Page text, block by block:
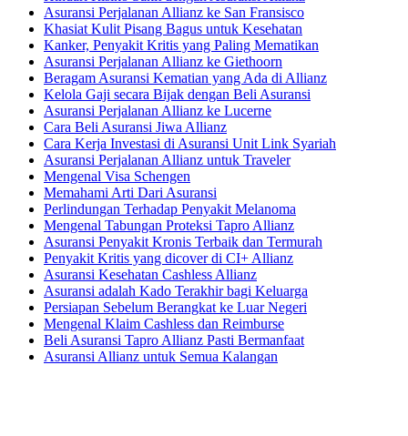
Asuransi Perjalanan Allianz ke San Fransisco
Khasiat Kulit Pisang Bagus untuk Kesehatan
Kanker, Penyakit Kritis yang Paling Mematikan
Asuransi Perjalanan Allianz ke Giethoorn
Beragam Asuransi Kematian yang Ada di Allianz
Kelola Gaji secara Bijak dengan Beli Asuransi
Asuransi Perjalanan Allianz ke Lucerne
Cara Beli Asuransi Jiwa Allianz
Cara Kerja Investasi di Asuransi Unit Link Syariah
Asuransi Perjalanan Allianz untuk Traveler
Mengenal Visa Schengen
Memahami Arti Dari Asuransi
Perlindungan Terhadap Penyakit Melanoma
Mengenal Tabungan Proteksi Tapro Allianz
Asuransi Penyakit Kronis Terbaik dan Termurah
Penyakit Kritis yang dicover di CI+ Allianz
Asuransi Kesehatan Cashless Allianz
Asuransi adalah Kado Terakhir bagi Keluarga
Persiapan Sebelum Berangkat ke Luar Negeri
Mengenal Klaim Cashless dan Reimburse
Beli Asuransi Tapro Allianz Pasti Bermanfaat
Asuransi Allianz untuk Semua Kalangan